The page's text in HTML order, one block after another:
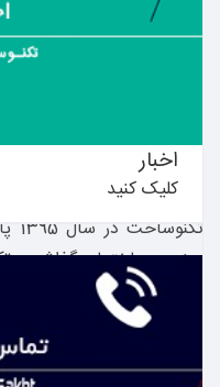
فروشگاه اینترنتی تکنوساخت،
با توجه به پیشرفت
ساختمان در رشد یک
همگام سازی مقوله ساخت و
سال 1393 آغاز
صنعت ساختمان گذاشت.
بین عرضه کنندگان کالا
صنعت ساختمان فراهم
مصالح، خدمات مهندسی و
بیشتر بدانید ←
اخبار
کلیک کنید
بیشتر بدانید ←